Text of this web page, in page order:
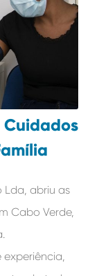
Cuidados
Lda, abriu as
Cabo Verde,